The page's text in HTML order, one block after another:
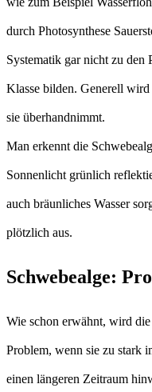
durch Photosynthese
Systematik gar nicht zu den
Klasse bilden. Generell
sie überhandnimmt.
Man erkennt die
Sonnenlicht grünlich
auch bräunliches Wasser
plötzlich aus.
Schwebealge:
Wie schon erwähnt, wird
Problem, wenn sie zu stark
einen längeren Zeitraum